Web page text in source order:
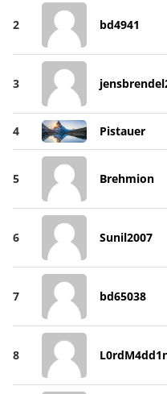
2 bd4941
3
4 Pistauer
5 Brehmion
6 Sunil2007
7 bd65038
8